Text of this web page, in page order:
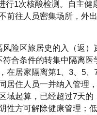
行1次核酸检测。自主健
前往人员密集场所，外
风险区旅居史的入（返）
合条件的转集中隔离医
在居家隔离第1、3、5、
居住人员一并纳入管理
域起算，已经超过7天的
性方可解除健康管理；